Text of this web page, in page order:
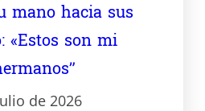
mano hacia sus
«Estos son mi
de 2026